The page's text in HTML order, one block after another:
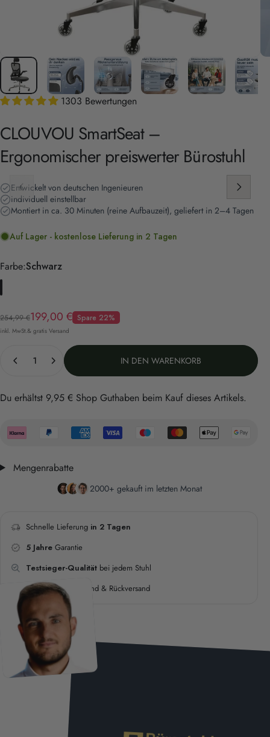
1303 Bewertungen
CLOUVOU SmartSeat –
Ergonomischer preiswerter Bürostuhl
Entwickelt von deutschen Ingenieuren
individuell einstellbar
Montiert in ca. 30 Minuten (reine Aufbauzeit), geliefert in 2–4 Tagen
Auf Lager - kostenlose Lieferung in 2 Tagen
Farbe
Farbe:Schwarz
Verkaufspreis
199,00 €
Normaler Preis
254,99 € Spare 22%
inkl. MwSt.& gratis Versand
IN DEN WARENKORB
Du erhältst 9,95 € Shop Guthaben beim Kauf dieses Artikels.
Mengenrabatte
2000+ gekauft im letzten Monat
Schnelle Lieferung in 2 Tagen
5 Jahre Garantie
Testsieger-Qualität bei jedem Stuhl
Kostenloser
Versand & Rückversand